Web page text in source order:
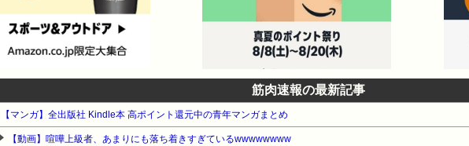
筋肉速報の最新記事
【マンガ】全出版社 Kindle本 高ポイント還元中の青年マンガまとめ
【動画】喧嘩上級者、あまりにも落ち着きすぎているwwwwwwww